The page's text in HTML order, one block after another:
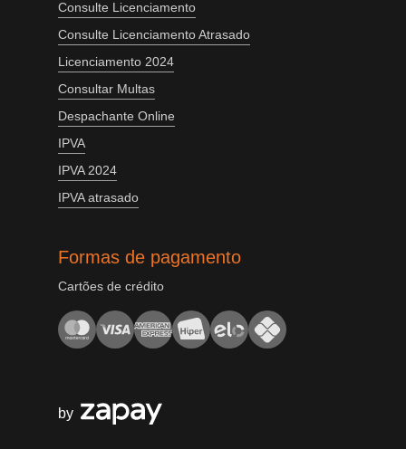
Consulte Licenciamento
Consulte Licenciamento Atrasado
Licenciamento 2024
Consultar Multas
Despachante Online
IPVA
IPVA 2024
IPVA atrasado
Formas de pagamento
Cartões de crédito
by